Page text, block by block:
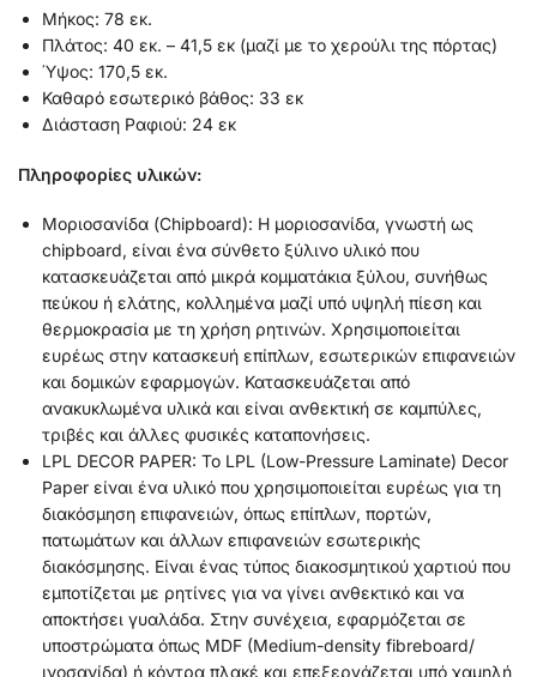
Μήκος: 78 εκ.
Πλάτος: 40 εκ. – 41,5 εκ (μαζί με το χερούλι της πόρτας)
Ύψος: 170,5 εκ.
Καθαρό εσωτερικό βάθος: 33 εκ
Διάσταση Ραφιού: 24 εκ
Πληροφορίες υλικών:
Μοριοσανίδα (Chipboard): Η μοριοσανίδα, γνωστή ως
chipboard, είναι ένα σύνθετο ξύλινο υλικό που
κατασκευάζεται από μικρά κομματάκια ξύλου, συνήθως
πεύκου ή ελάτης, κολλημένα μαζί υπό υψηλή πίεση και
θερμοκρασία με τη χρήση ρητινών. Χρησιμοποιείται
ευρέως στην κατασκευή επίπλων, εσωτερικών επιφανειών
και δομικών εφαρμογών. Κατασκευάζεται από
ανακυκλωμένα υλικά και είναι ανθεκτική σε καμπύλες,
τριβές και άλλες φυσικές καταπονήσεις.
LPL DECOR PAPER: Το LPL (Low-Pressure Laminate) Decor
Paper είναι ένα υλικό που χρησιμοποιείται ευρέως για τη
διακόσμηση επιφανειών, όπως επίπλων, πορτών,
πατωμάτων και άλλων επιφανειών εσωτερικής
διακόσμησης. Είναι ένας τύπος διακοσμητικού χαρτιού που
εμποτίζεται με ρητίνες για να γίνει ανθεκτικό και να
αποκτήσει γυαλάδα. Στην συνέχεια, εφαρμόζεται σε
υποστρώματα όπως MDF (Medium-density fibreboard/
ινοσανίδα) ή κόντρα πλακέ και επεξεργάζεται υπό χαμηλή